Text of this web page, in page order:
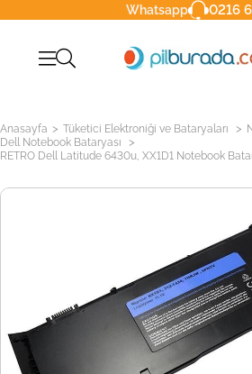
Whatsapp 0216
Anasayfa > Tüketici Elektroniği ve Bataryaları >
Dell Notebook Bataryası >
RETRO Dell Latitude 6430u, XX1D1 Notebook